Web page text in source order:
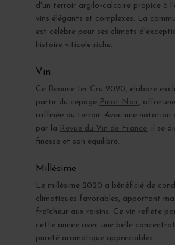
d'un terroir argilo-calcaire propice à
vins élégants et complexes. La
est célèbre pour ses climats
histoire viticole riche.
Vin
Ce Beaune 1er Cru 2020, élaboré
partir du cépage Pinot Noir, offre
raffinée du terroir. Avec une notation
par la Revue du Vin de France, il se
finesse et son équilibre.
Millésime
Le millésime 2020 a bénéficié de
climatiques favorables, apportant
fraîcheur aux raisins. Ce vin reflète
cette année avec une belle
pureté aromatique appréciables.